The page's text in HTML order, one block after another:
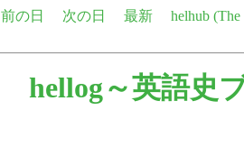
前の日 次の日 最新
helhub
hellog～英語史